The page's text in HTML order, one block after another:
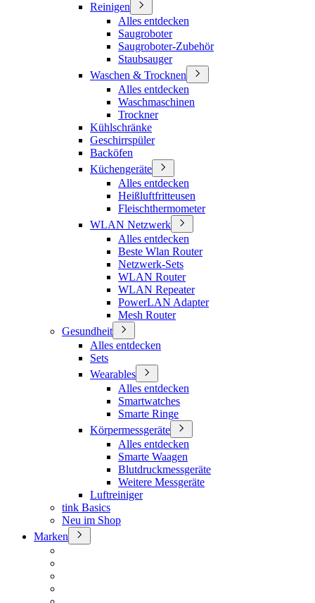
Reinigen
Alles entdecken
Saugroboter
Saugroboter-Zubehör
Staubsauger
Waschen & Trocknen
Alles entdecken
Waschmaschinen
Trockner
Kühlschränke
Geschirrspüler
Backöfen
Küchengeräte
Alles entdecken
Heißluftfritteusen
Fleischthermometer
WLAN Netzwerk
Alles entdecken
Beste Wlan Router
Netzwerk-Sets
WLAN Router
WLAN Repeater
PowerLAN Adapter
Mesh Router
Gesundheit
Alles entdecken
Sets
Wearables
Alles entdecken
Smartwatches
Smarte Ringe
Körpermessgeräte
Alles entdecken
Smarte Waagen
Blutdruckmessgeräte
Weitere Messgeräte
Luftreiniger
tink Basics
Neu im Shop
Marken